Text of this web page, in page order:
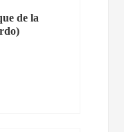
de la